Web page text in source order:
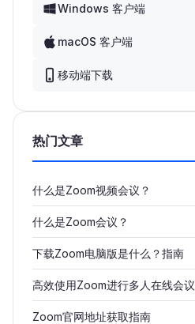
Windows 客户端
macOS 客户端
移动端下载
热门文章
什么是Zoom视频会议？
什么是Zoom会议？
下载Zoom电脑版是什么？指南
高效使用Zoom进行多人在线会议
Zoom官网地址获取指南